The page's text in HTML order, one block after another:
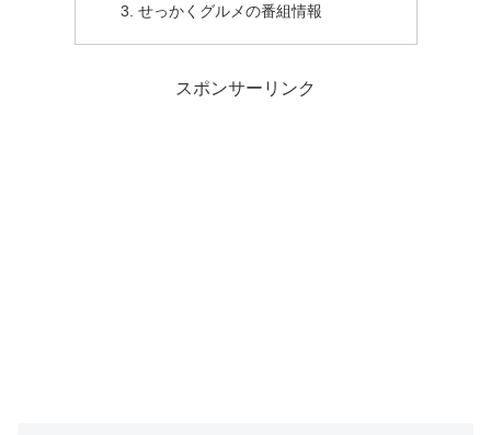
せっかくグルメの番組情報
スポンサーリンク